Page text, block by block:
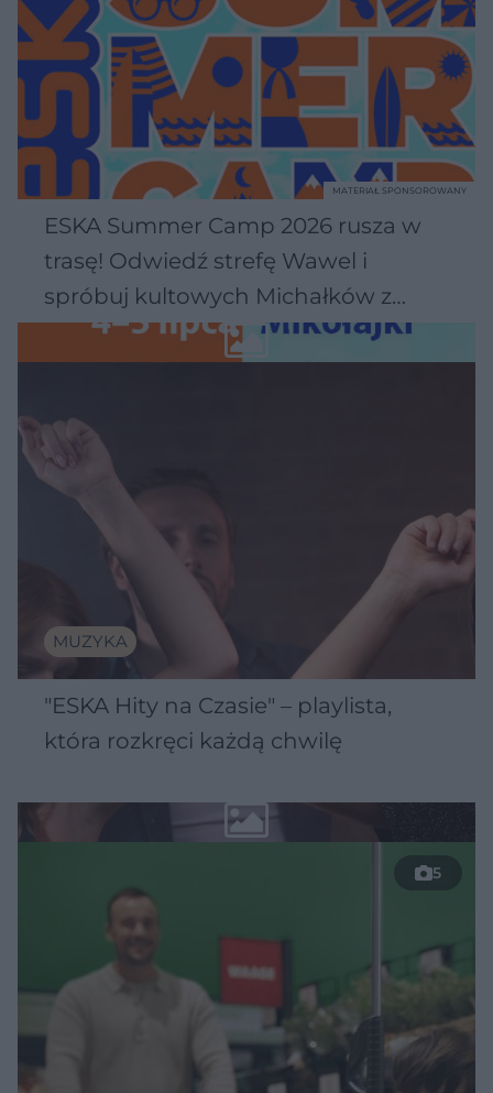
ESKA Summer Camp 2026 rusza w
trasę! Odwiedź strefę Wawel i
spróbuj kultowych Michałków z
Wawelu
MATERIAŁ SPONSOROWANY
MUZYKA
"ESKA Hity na Czasie" – playlista,
która rozkręci każdą chwilę
5